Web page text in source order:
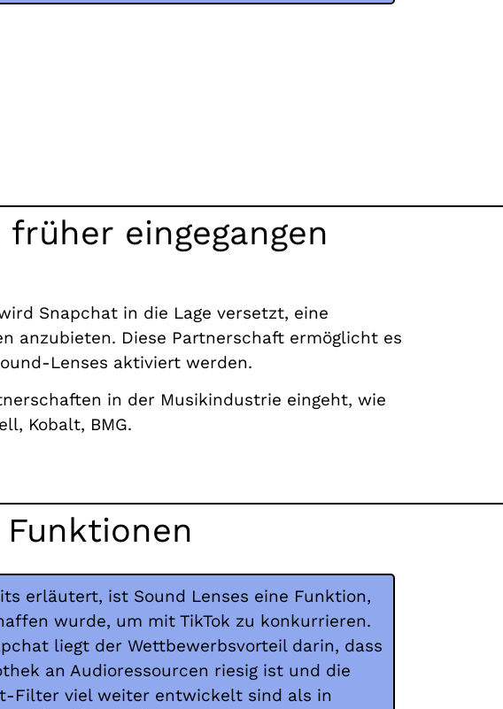
eingegangen
Snapchat in die Lage versetzt, eine
anzubieten. Diese Partnerschaft ermöglicht es
Lenses aktiviert werden.
in der Musikindustrie eingeht, wie
Kobalt, BMG.
erläutert, ist Sound Lenses eine Funktion,
wurde, um mit TikTok zu konkurrieren.
liegt der Wettbewerbsvorteil darin, dass
an Audioressourcen riesig ist und die
Filter viel weiter entwickelt sind als in